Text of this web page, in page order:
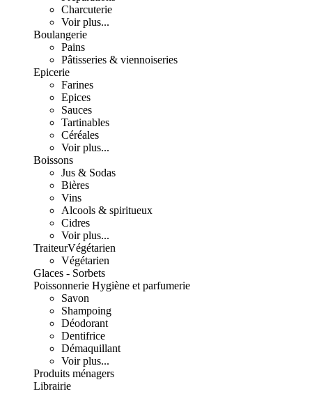
Charcuterie
Voir plus...
Boulangerie
Pains
Pâtisseries & viennoiseries
Epicerie
Farines
Epices
Sauces
Tartinables
Céréales
Voir plus...
Boissons
Jus & Sodas
Bières
Vins
Alcools & spiritueux
Cidres
Voir plus...
TraiteurVégétarien
Végétarien
Glaces - Sorbets
Poissonnerie Hygiène et parfumerie
Savon
Shampoing
Déodorant
Dentifrice
Démaquillant
Voir plus...
Produits ménagers
Librairie